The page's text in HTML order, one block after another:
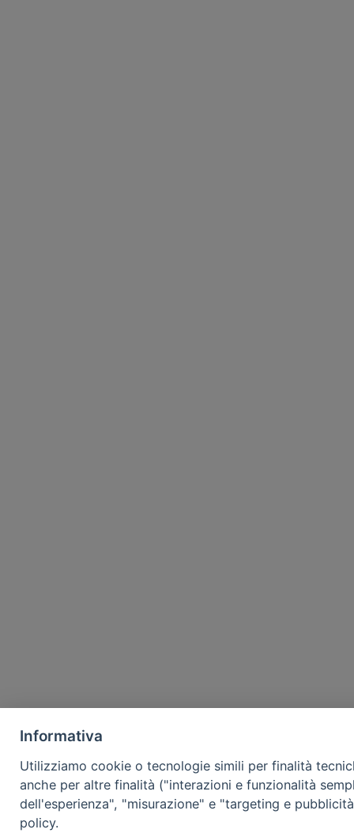
Informativa
Utilizziamo cookie o tecnologie simili per finalità
anche per altre finalità ("interazioni e funzionalità
dell'esperienza", "misurazione" e "targeting e
policy.